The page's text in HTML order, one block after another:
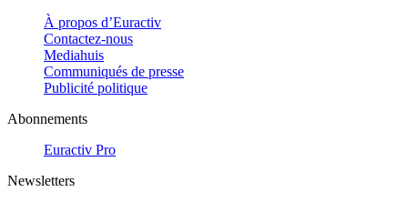
À propos d’Euractiv
Contactez-nous
Mediahuis
Communiqués de presse
Publicité politique
Abonnements
Euractiv Pro
Newsletters